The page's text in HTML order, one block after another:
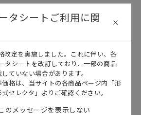
すので、ご採用に際しては機器・装
をご確認のうえご使用ください。・
しています。・誤字、脱字が含まれ
ありますがご容赦ください。
ービス内容や連絡先等は作成当時の
・改定させていただいている可能性
て当サイトの掲載内容をご確認のう
日本語 English
タシートご利用に関
改定を実施しました。これに伴い、各
タシートを改訂しており、一部の商品
ていない場合があります。
格は、当サイトの各商品ページ内「形
セレクタ」よりご確認ください。
のメッセージを表示しない